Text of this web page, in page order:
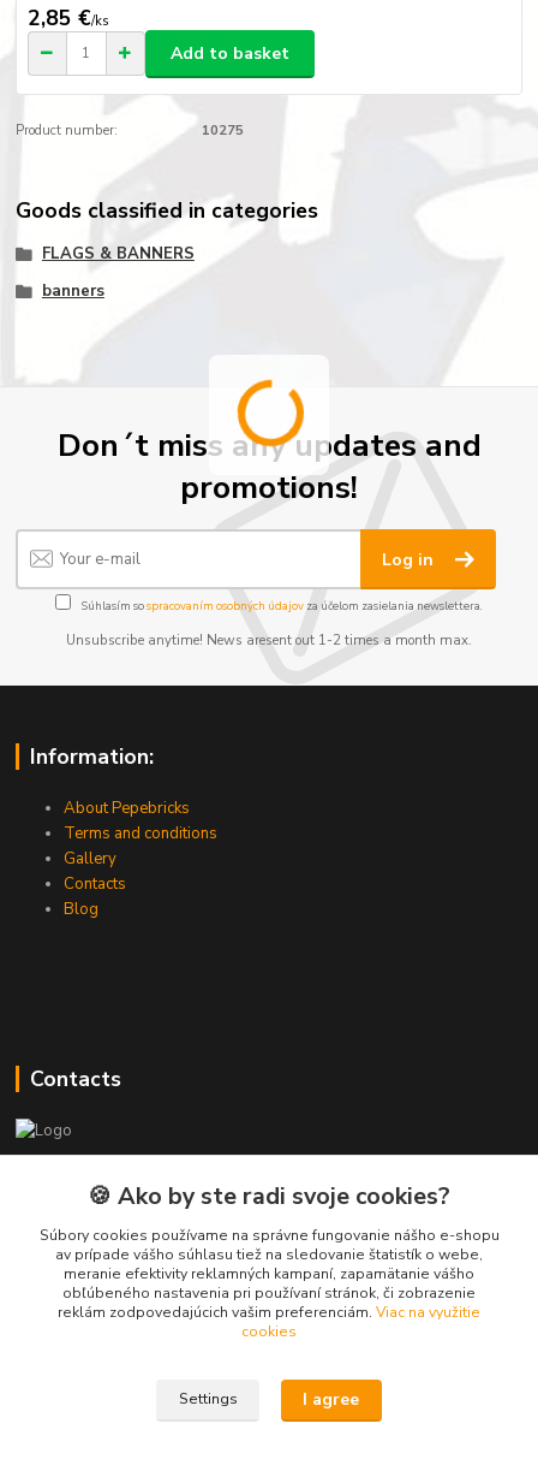
2,85 €/ks
Add to basket
Product number: 10275
Goods classified in categories
FLAGS & BANNERS
banners
Don´t miss any updates and
promotions!
Log in
Súhlasím sospracovaním osobných údajov za účelom zasielania newslettera.
Unsubscribe anytime! News aresent out 1-2 times a month max.
Information:
About Pepebricks
Terms and conditions
Gallery
Contacts
Blog
Contacts
+421 915 709 534
(Mo-Fri, 9-17 hod.) or Whatsap 24/7
skifi.space@gmail.com
🍪 Ako by ste radi svoje cookies?
Súbory cookies používame na správne fungovanie nášho e-shopu
av prípade vášho súhlasu tiež na sledovanie štatistík o webe,
meranie efektivity reklamných kampaní, zapamätanie vášho
obľúbeného nastavenia pri používaní stránok, či zobrazenie
reklám zodpovedajúcich vašim preferenciám. Viac na využitie
cookies
Settings I agree